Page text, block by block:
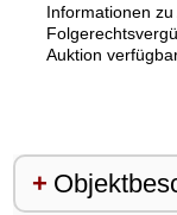
Informationen
Auktion